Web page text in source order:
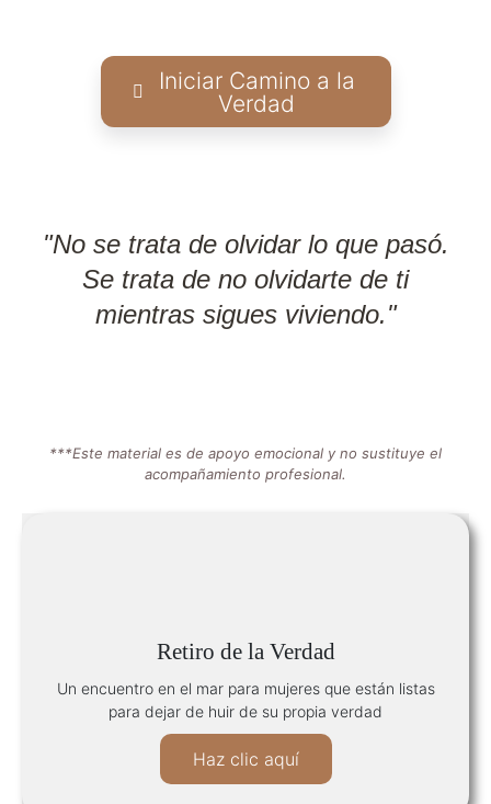
Iniciar Camino a la
Verdad
"No se trata de olvidar lo que pasó.
Se trata de no olvidarte de ti
mientras sigues viviendo."
***Este material es de apoyo emocional y no sustituye el
acompañamiento profesional.
Retiro de la Verdad
Un encuentro en el mar para mujeres que están listas
para dejar de huir de su propia verdad
Haz clic aquí